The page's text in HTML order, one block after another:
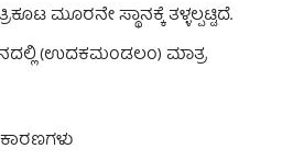
ಮೂರನೇ ಸ್ಥಾನಕ್ಕೆ ತಳ್ಳಲ್ಪಟ್ಟಿದೆ.
(ಉದಕಮಂಡಲಂ) ಮಾತ್ರ